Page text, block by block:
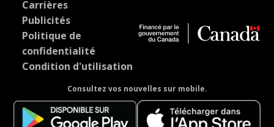
Carrières
Publicités
Politique de
confidentialité
Condition d'utilisation
Consultez vos nouvelles sur mobile.